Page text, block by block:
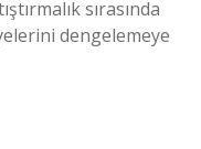
sırasında
dengelemeye